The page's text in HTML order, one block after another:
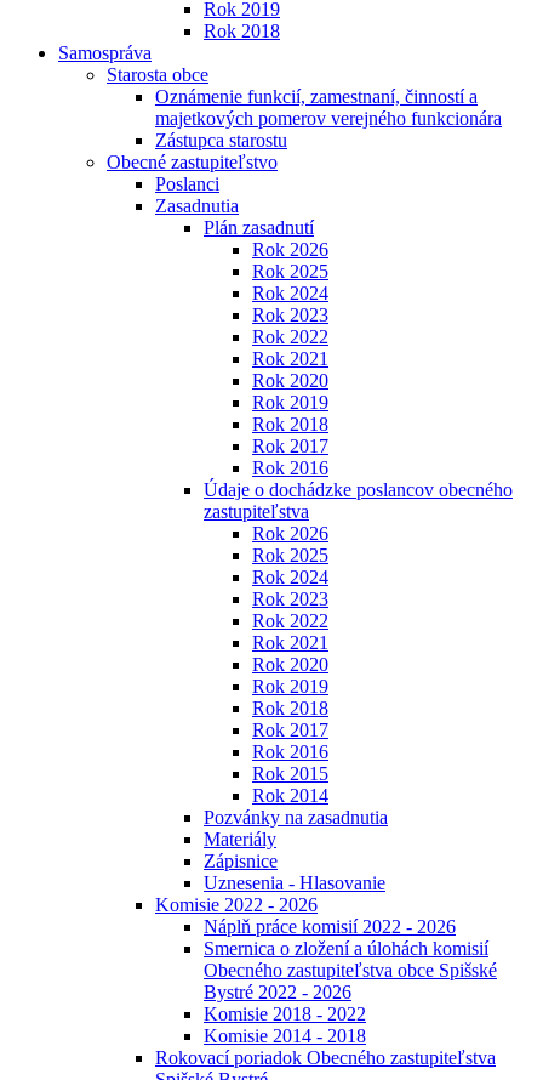
Rok 2019
Rok 2018
Samospráva
Starosta obce
Oznámenie funkcií, zamestnaní, činností a
majetkových pomerov verejného funkcionára
Zástupca starostu
Obecné zastupiteľstvo
Poslanci
Zasadnutia
Plán zasadnutí
Rok 2026
Rok 2025
Rok 2024
Rok 2023
Rok 2022
Rok 2021
Rok 2020
Rok 2019
Rok 2018
Rok 2017
Rok 2016
Údaje o dochádzke poslancov obecného
zastupiteľstva
Rok 2026
Rok 2025
Rok 2024
Rok 2023
Rok 2022
Rok 2021
Rok 2020
Rok 2019
Rok 2018
Rok 2017
Rok 2016
Rok 2015
Rok 2014
Pozvánky na zasadnutia
Materiály
Zápisnice
Uznesenia - Hlasovanie
Komisie 2022 - 2026
Náplň práce komisií 2022 - 2026
Smernica o zložení a úlohách komisií
Obecného zastupiteľstva obce Spišské
Bystré 2022 - 2026
Komisie 2018 - 2022
Komisie 2014 - 2018
Rokovací poriadok Obecného zastupiteľstva